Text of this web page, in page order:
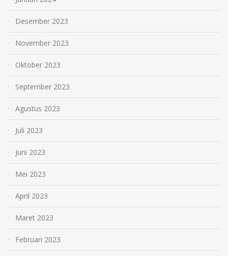
Desember 2023
November 2023
Oktober 2023
September 2023
Agustus 2023
Juli 2023
Juni 2023
Mei 2023
April 2023
Maret 2023
Februari 2023